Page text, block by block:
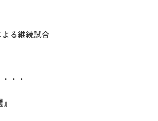
る継続試合
・・